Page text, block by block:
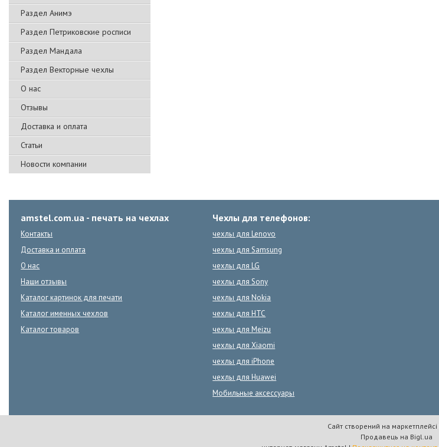
Раздел Анимэ
Раздел Петриковские росписи
Раздел Мандала
Раздел Векторные чехлы
О нас
Отзывы
Доставка и оплата
Статьи
Новости компании
amstel.com.ua - печать на чехлах
Контакты
Доставка и оплата
О нас
Наши отзывы
Каталог картинок для печати
Каталог именных чехлов
Каталог товаров
Чехлы для телефонов:
чехлы для Lenovo
чехлы для Samsung
чехлы для LG
чехлы для Sony
чехлы для Nokia
чехлы для HTC
чехлы для Meizu
чехлы для Xiaomi
чехлы для iPhone
чехлы для Huawei
Мобильные аксессуары
Сайт створений на маркетплейсі
Продавець на Bigl.ua